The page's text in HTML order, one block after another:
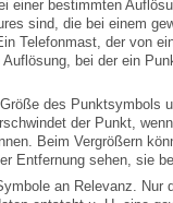
sehen, sie